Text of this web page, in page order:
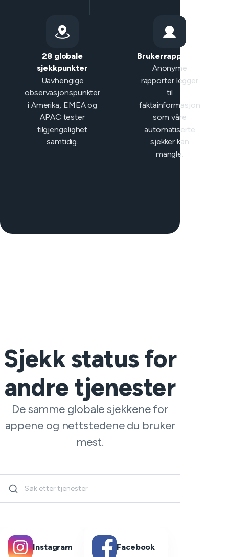
28 globale
sjekkpunkter
Uavhengige
observasjonspunkter
i Amerika, EMEA og
APAC tester
tilgjengelighet
samtidig.
Brukerrapporter
Anonyme
rapporter legger
til
faktainformasjon
som våre
automatiserte
sjekker kan
mangle.
Sjekk status for
andre tjenester
De samme globale sjekkene for
appene og nettstedene du bruker
mest.
Instagram Facebook